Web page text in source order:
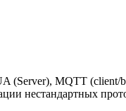
MQTT (client/
нестандартных